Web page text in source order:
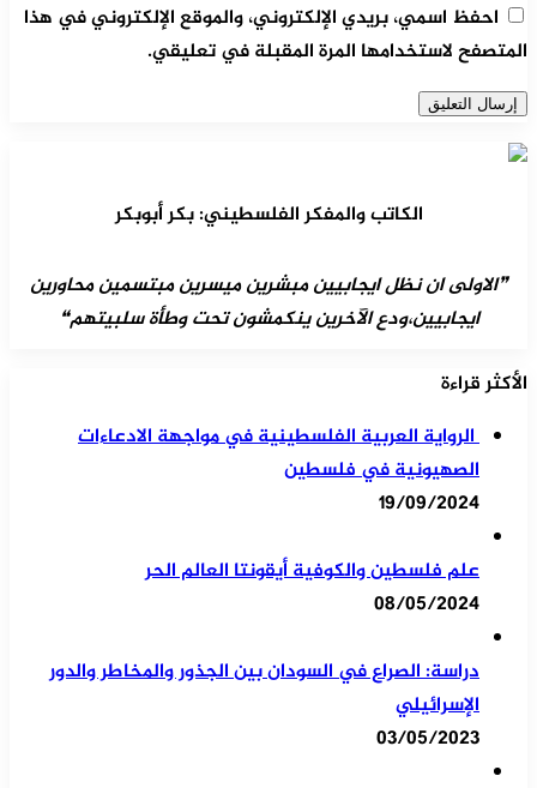
احفظ اسمي، بريدي الإلكتروني، والموقع الإلكتروني في هذا
المتصفح لاستخدامها المرة المقبلة في تعليقي.
الكاتب والمفكر الفلسطيني: بكر أبوبكر
❞الاولى ان نظل ايجابيين مبشرين ميسرين مبتسمين محاورين
ايجابيين،ودع الآخرين ينكمشون تحت وطأة سلبيتهم❝
الأكثر قراءة
الرواية العربية الفلسطينية في مواجهة الادعاءات
الصهيونية في فلسطين
19/09/2024
علم فلسطين والكوفية أيقونتا العالم الحر
08/05/2024
دراسة: الصراع في السودان بين الجذور والمخاطر والدور
الإسرائيلي
03/05/2023